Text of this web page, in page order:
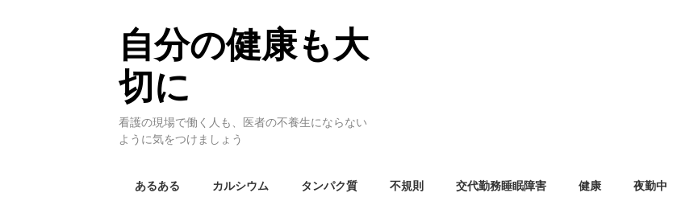
自分の健康も大
切に
看護の現場で働く人も、医者の不養生にならない
ように気をつけましょう
あるある カルシウム タンパク質 不規則 交代勤務睡眠障害 健康 夜勤中